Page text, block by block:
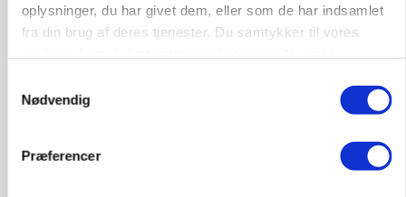
oplysninger, du har givet dem, eller som de har indsamlet
fra din brug af deres tjenester. Du samtykker til vores
Nødvendig
Præferencer
MARKEDSFOKUS
Prisgab på 20 kroner pr. kg vokser: Polsk kylling